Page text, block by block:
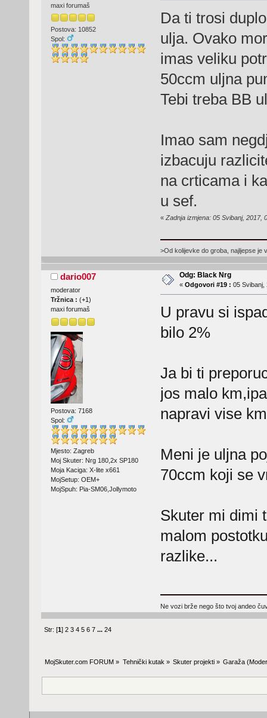
maxi forumaš
Postova: 10852
Spol:
Da ti trosi
ulja. Ovako
imas veliku
50ccm uljna
Tebi treba BB
Imao sam
izbacuju
na crticama i
u sef.
« Zadnja izmjena: 05 Svibanj, 2017,
>Od kolijevke do groba, najljepse je
dario007
moderator
Tržnica : (+1 )
maxi forumaš
Postova: 7168
Spol:
Mjesto: Zagreb
Moj Skuter: Nrg 180,2x SP180
Moja Kaciga: X-lite x661
MojSetup: OEM+
MojSpuh: Pia-SM06,Jollymoto
Odg: Black Nrg
« Odgovori #19 : 05 Svibanj,
U pravu si
bilo 2%
Ja bi ti
jos malo
napravi vise
Meni je uljna
70ccm koji se
Skuter mi dimi
malom
razlike...
Ne vozi brže nego što tvoj andeo
Str: [1]2 3 4 5 6 7 ...24
MojSkuter.com FORUM » Tehnički kutak » Skuter projekti» Garaža